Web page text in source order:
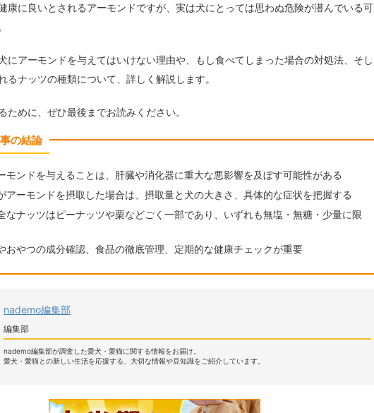
康に良いとされるアーモンドですが、実は犬にとっては思わぬ危険が潜んでいる可
にアーモンドを与えてはいけない理由や、もし食べてしまった場合の対処法、そし
るナッツの種類について、詳しく解説します。
ために、ぜひ最後までお読みください。
の結論
モンドを与えることは、肝臓や消化器に重大な悪影響を及ぼす可能性がある
アーモンドを摂取した場合は、摂取量と犬の大きさ、具体的な症状を把握する
なナッツはピーナッツや栗などごく一部であり、いずれも無塩・無糖・少量に限
おやつの成分確認、食品の徹底管理、定期的な健康チェックが重要
nademo編集部
編集部
nademo編集部が調査した愛犬・愛猫に関する情報をお届け。
愛犬・愛猫との新しい生活を応援する、大切な情報や豆知識をご紹介しています。